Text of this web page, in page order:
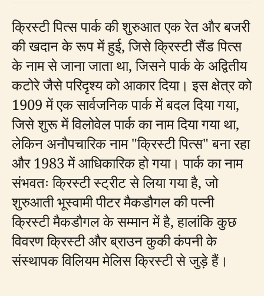
क्रिस्टी पित्स पार्क की शुरुआत एक रेत और बजरी
की खदान के रूप में हुई, जिसे क्रिस्टी सैंड पित्स
के नाम से जाना जाता था, जिसने पार्क के अद्वितीय
कटोरे जैसे परिदृश्य को आकार दिया। इस क्षेत्र को
1909 में एक सार्वजनिक पार्क में बदल दिया गया,
जिसे शुरू में विलोवेल पार्क का नाम दिया गया था,
लेकिन अनौपचारिक नाम "क्रिस्टी पित्स" बना रहा
और 1983 में आधिकारिक हो गया। पार्क का नाम
संभवतः क्रिस्टी स्ट्रीट से लिया गया है, जो
शुरुआती भूस्वामी पीटर मैकडौगल की पत्नी
क्रिस्टी मैकडौगल के सम्मान में है, हालांकि कुछ
विवरण क्रिस्टी और ब्राउन कुकी कंपनी के
संस्थापक विलियम मेलिस क्रिस्टी से जुड़े हैं।